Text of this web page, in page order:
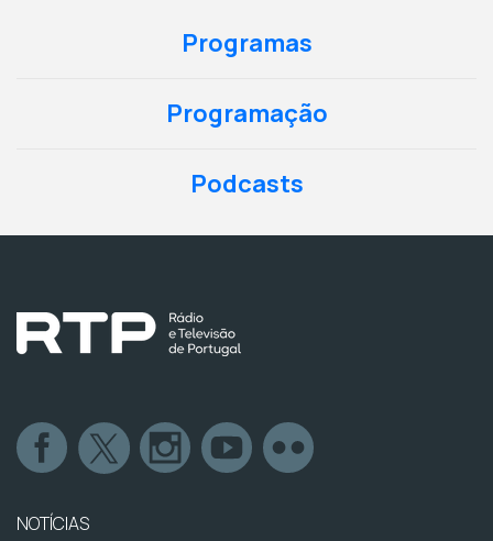
Programas
Programação
Podcasts
NOTÍCIAS